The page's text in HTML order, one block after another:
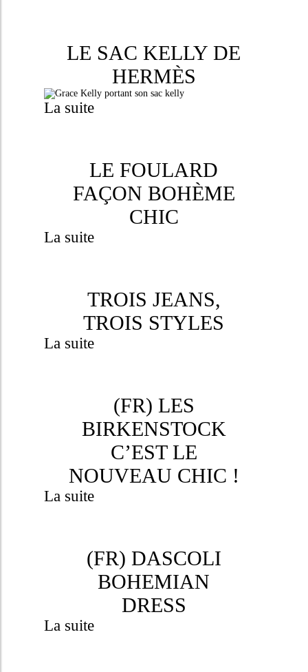
LE SAC KELLY DE
HERMÈS
La suite
LE FOULARD
FAÇON BOHÈME
CHIC
La suite
TROIS JEANS,
TROIS STYLES
La suite
(FR) LES
BIRKENSTOCK
C’EST LE
NOUVEAU CHIC !
La suite
(FR) DASCOLI
BOHEMIAN
DRESS
La suite